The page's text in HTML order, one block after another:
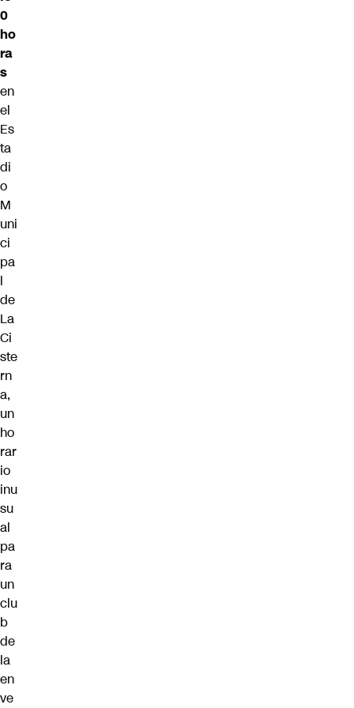
0
ho
ra
s
en
el
Es
ta
di
o
M
uni
ci
pa
l
de
La
Ci
ste
rn
a,
un
ho
rar
io
inu
su
al
pa
ra
un
clu
b
de
la
en
ve